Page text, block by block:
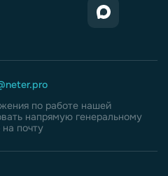
по работе нашей
напрямую генеральному
почту